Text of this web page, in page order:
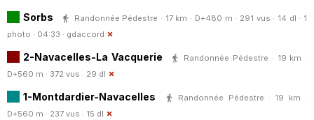
Sorbs
Randonnée Pédestre · 17 km · D+480 m · 291 vus · 14 dl · 1
photo · 04:33 · gdaccord
2-Navacelles-La Vacquerie
Randonnée Pédestre · 19 km ·
D+560 m · 372 vus · 29 dl
1-Montdardier-Navacelles
Randonnée Pédestre · 19 km ·
D+560 m · 237 vus · 15 dl